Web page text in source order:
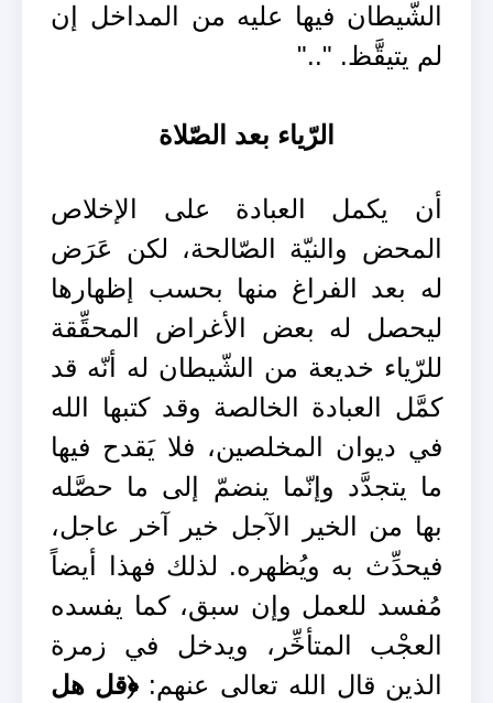
الشّيطان فيها عليه من المداخل إن
لم يتيقَّظ. ".."
الرّياء بعد الصّلاة
أن يكمل العبادة على الإخلاص
المحض والنيّة الصّالحة، لكن عَرَض
له بعد الفراغ منها بحسب إظهارها
ليحصل له بعض الأغراض المحقِّقة
للرّياء خديعة من الشّيطان له أنّه قد
كمَّل العبادة الخالصة وقد كتبها الله
في ديوان المخلصين، فلا يَقدح فيها
ما يتجدَّد وإنّما ينضمّ إلى ما حصَّله
بها من الخير الآجل خير آخر عاجل،
فيحدِّث به ويُظهره. لذلك فهذا أيضاً
مُفسد للعمل وإن سبق، كما يفسده
العجْب المتأخِّر، ويدخل في زمرة
الذين قال الله تعالى عنهم: ﴿قل هل